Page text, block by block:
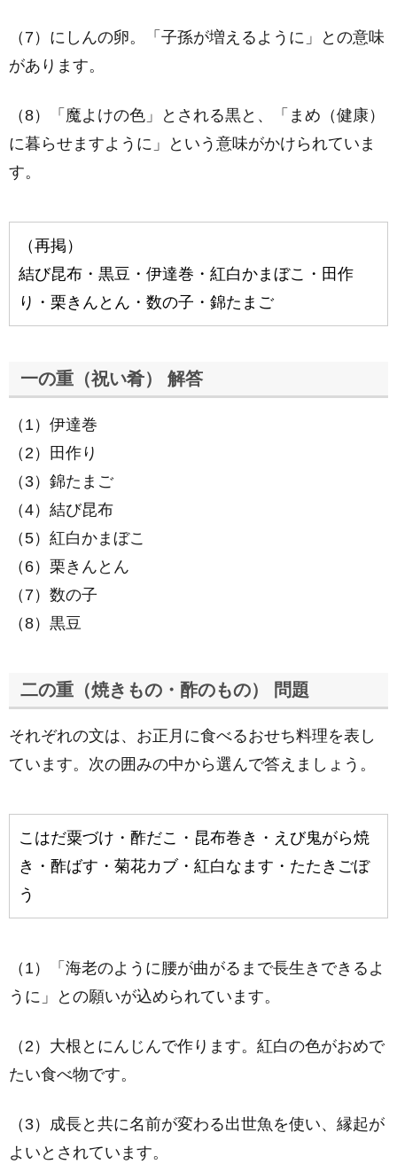
（7）にしんの卵。「子孫が増えるように」との意味
があります。
（8）「魔よけの色」とされる黒と、「まめ（健康）
に暮らせますように」という意味がかけられていま
す。
（再掲）
結び昆布・黒豆・伊達巻・紅白かまぼこ・田作
り・栗きんとん・数の子・錦たまご
一の重（祝い肴） 解答
（1）伊達巻
（2）田作り
（3）錦たまご
（4）結び昆布
（5）紅白かまぼこ
（6）栗きんとん
（7）数の子
（8）黒豆
二の重（焼きもの・酢のもの） 問題
それぞれの文は、お正月に食べるおせち料理を表し
ています。次の囲みの中から選んで答えましょう。
こはだ粟づけ・酢だこ・昆布巻き・えび鬼がら焼
き・酢ばす・菊花カブ・紅白なます・たたきごぼ
う
（1）「海老のように腰が曲がるまで長生きできるよ
うに」との願いが込められています。
（2）大根とにんじんで作ります。紅白の色がおめで
たい食べ物です。
（3）成長と共に名前が変わる出世魚を使い、縁起が
よいとされています。